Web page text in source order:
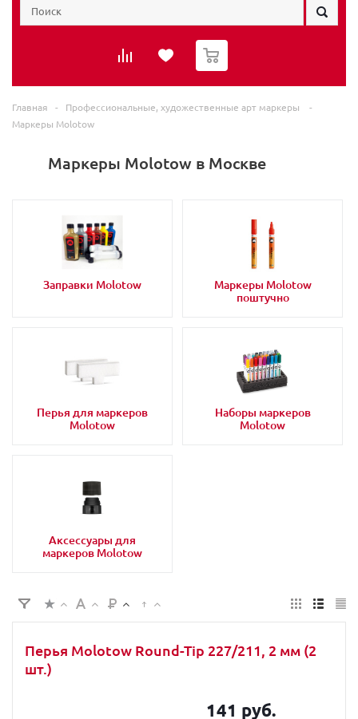
0
Главная - Профессиональные, художественные арт маркеры
-
Маркеры Molotow
Маркеры Molotow в Москве
Заправки Molotow
Маркеры Molotow
поштучно
Перья для маркеров
Molotow
Наборы маркеров
Molotow
Аксессуары для
маркеров Molotow
Перья Molotow Round-Tip 227/211, 2 мм (2
шт.)
141 руб.